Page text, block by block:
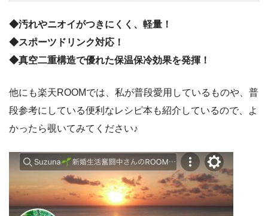
◆汚れやニオイがつきにくく、軽量！
◆スポーツドリンク対応！
◆真空二重構造で優れた保温保冷効果を発揮！
他にも楽天ROOMでは、私が普段愛用しているものや、普
段参考にしている便利なレシピ本も紹介しているので、よ
かったら覗いてみてください♪